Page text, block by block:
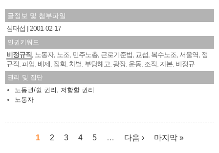
글정보 및 첨부파일
심태섭
2001-02-17
인권키워드
비정규직 노동자, 노조 민주노총 근로기준법 교섭 복수노조 서울역 정
규직 파업 배제 집회 차별 부당해고 광장, 운동 조직 자본 비정규
권리 및 집단
노동권/쉴 권리
저항할 권리
노동자
1 2 3 4 5 … 다음 › 마지막 »